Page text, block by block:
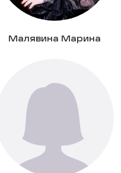
Малявина Марина